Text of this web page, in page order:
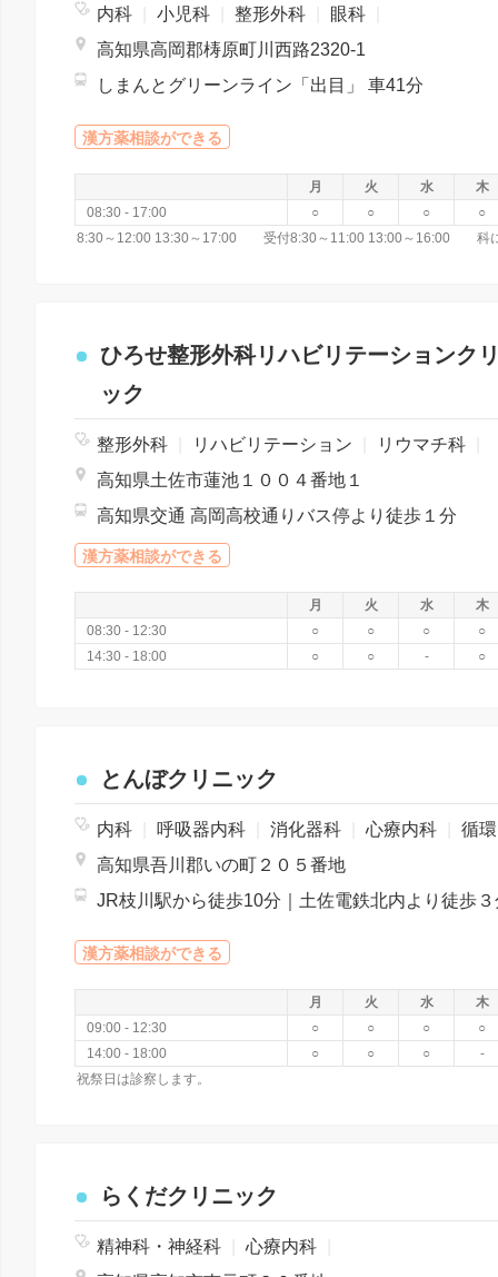
内科 小児科 整形外科 眼科
高知県高岡郡梼原町川西路2320-1
しまんとグリーンライン「出目」 車41分
漢方薬相談ができる
月 火 水
木
08:30 - 17:00
○ ○ ○
○
8:30～12:00 13:30～17:00 受付8:30～11:00 13:00～16:00 科
ひろせ整形外科リハビリテーションク
ック
整形外科 リハビリテーション リウマチ科
高知県土佐市蓮池１００４番地１
高知県交通 高岡高校通りバス停より徒歩１分
漢方薬相談ができる
月 火 水
木
08:30 - 12:30
○ ○ ○
○
14:30 - 18:00
○ ○ - ○
とんぼクリニック
内科 呼吸器内科 消化器科 心療内科
循環器科
高知県吾川郡いの町２０５番地
JR枝川駅から徒歩10分｜土佐電鉄北内より徒歩３
漢方薬相談ができる
月 火 水
木
09:00 - 12:30
○ ○ ○
○
14:00 - 18:00
○ ○ ○
-
祝祭日は診察します。
らくだクリニック
精神科・神経科 心療内科